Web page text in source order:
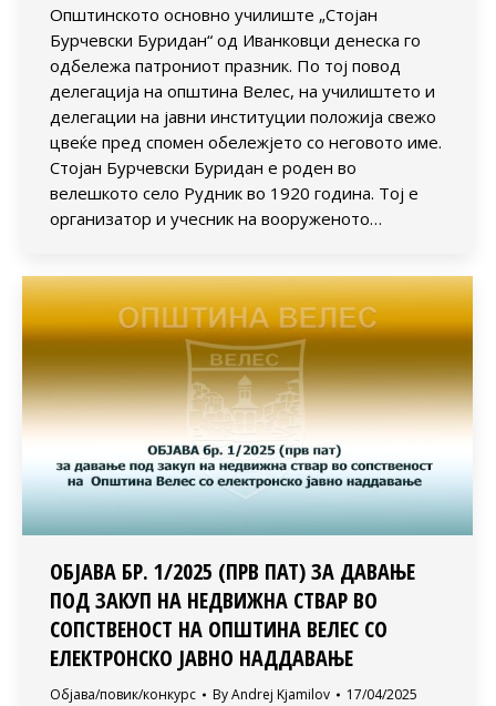
Општинското основно училиште „Стојан
Бурчевски Буридан“ од Иванковци денеска го
одбележа патрониот празник. По тој повод
делегација на општина Велес, на училиштето и
делегации на јавни институции положија свежо
цвеќе пред спомен обележјето со неговото име.
Стојан Бурчевски Буридан е роден во
велешкото село Рудник во 1920 година. Тој е
организатор и учесник на вооруженото…
ОБЈАВА БР. 1/2025 (ПРВ ПАТ) ЗА ДАВАЊЕ
ПОД ЗАКУП НА НЕДВИЖНА СТВАР ВО
СОПСТВЕНОСТ НА ОПШТИНА ВЕЛЕС СО
ЕЛЕКТРОНСКО ЈАВНО НАДДАВАЊЕ
Објава/повик/конкурс ByAndrej Kjamilov 17/04/2025